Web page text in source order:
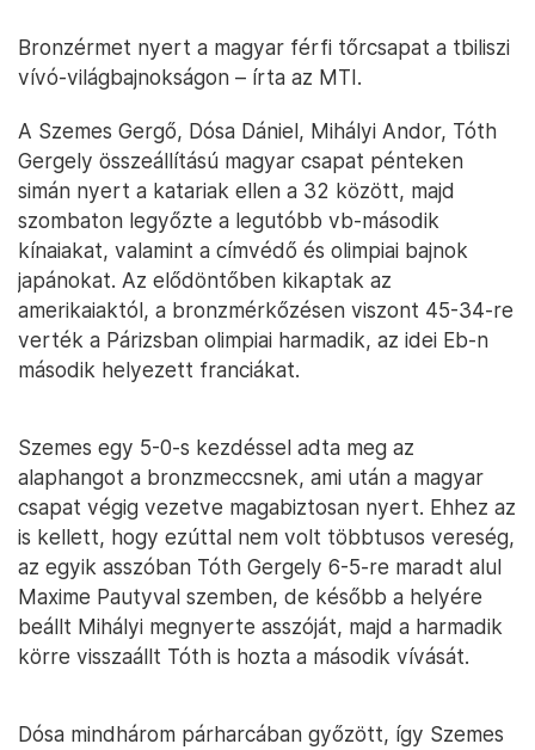
Bronzérmet nyert a magyar férfi tőrcsapat a tbiliszi
vívó-világbajnokságon – írta az MTI.
A Szemes Gergő, Dósa Dániel, Mihályi Andor, Tóth
Gergely összeállítású magyar csapat pénteken
simán nyert a katariak ellen a 32 között, majd
szombaton legyőzte a legutóbb vb-második
kínaiakat, valamint a címvédő és olimpiai bajnok
japánokat. Az elődöntőben kikaptak az
amerikaiaktól, a bronzmérkőzésen viszont 45-34-re
verték a Párizsban olimpiai harmadik, az idei Eb-n
második helyezett franciákat.
Szemes egy 5-0-s kezdéssel adta meg az
alaphangot a bronzmeccsnek, ami után a magyar
csapat végig vezetve magabiztosan nyert. Ehhez az
is kellett, hogy ezúttal nem volt többtusos vereség,
az egyik asszóban Tóth Gergely 6-5-re maradt alul
Maxime Pautyval szemben, de később a helyére
beállt Mihályi megnyerte asszóját, majd a harmadik
körre visszaállt Tóth is hozta a második vívását.
Dósa mindhárom párharcában győzött, így Szemes